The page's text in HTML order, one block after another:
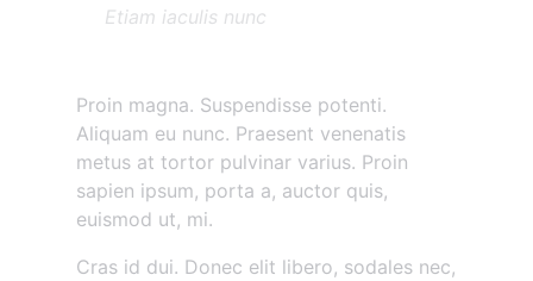
Etiam iaculis nunc
Proin magna. Suspendisse potenti.
Aliquam eu nunc. Praesent venenatis
metus at tortor pulvinar varius. Proin
sapien ipsum, porta a, auctor quis,
euismod ut, mi.
Cras id dui. Donec elit libero, sodales nec,